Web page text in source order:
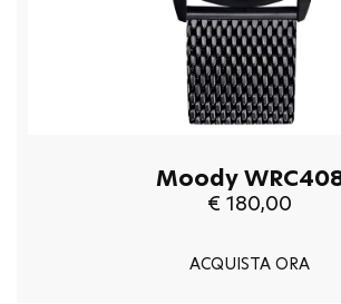
Moody
€ 180,00
ACQUISTA ORA